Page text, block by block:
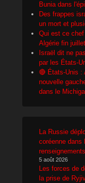
Bunia dans
Des frappes
un mort et
Qui est ce
Algérie fin
Israël dit ne
par les États-
🔴 États-Unis :
nouvelle
dans le
La Russie
coréenne dans
5 août 2026
Les forces de
la prise de